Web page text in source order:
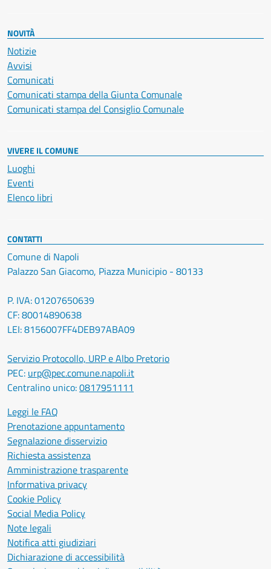
NOVITÀ
Notizie
Avvisi
Comunicati
Comunicati stampa della Giunta Comunale
Comunicati stampa del Consiglio Comunale
VIVERE IL COMUNE
Luoghi
Eventi
Elenco libri
CONTATTI
Comune di Napoli
Palazzo San Giacomo, Piazza Municipio - 80133
P. IVA: 01207650639
CF: 80014890638
LEI: 8156007FF4DEB97ABA09
Servizio Protocollo, URP e Albo Pretorio
PEC: urp@pec.comune.napoli.it
Centralino unico:0817951111
Leggi le FAQ
Prenotazione appuntamento
Segnalazione disservizio
Richiesta assistenza
Amministrazione trasparente
Informativa privacy
Cookie Policy
Social Media Policy
Note legali
Notifica atti giudiziari
Dichiarazione di accessibilità